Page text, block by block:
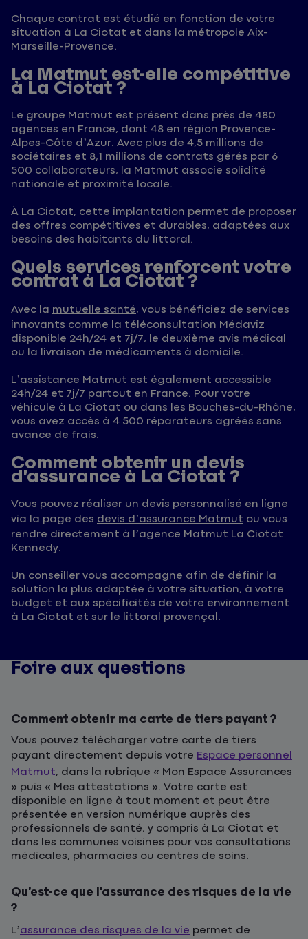
Chaque contrat est étudié en fonction de votre
situation à La Ciotat et dans la métropole Aix-
Marseille-Provence.
La Matmut est-elle compétitive
à La Ciotat ?
Le groupe Matmut est présent dans près de 480
agences en France, dont 48 en région Provence-
Alpes-Côte d’Azur. Avec plus de 4,5 millions de
sociétaires et 8,1 millions de contrats gérés par 6
500 collaborateurs, la Matmut associe solidité
nationale et proximité locale.
À La Ciotat, cette implantation permet de proposer
des offres compétitives et durables, adaptées aux
besoins des habitants du littoral.
Quels services renforcent votre
contrat à La Ciotat ?
Avec la mutuelle santé, vous bénéficiez de services
innovants comme la téléconsultation Médaviz
disponible 24h/24 et 7j/7, le deuxième avis médical
ou la livraison de médicaments à domicile.
L’assistance Matmut est également accessible
24h/24 et 7j/7 partout en France. Pour votre
véhicule à La Ciotat ou dans les Bouches-du-Rhône,
vous avez accès à 4 500 réparateurs agréés sans
avance de frais.
Comment obtenir un devis
d’assurance à La Ciotat ?
Vous pouvez réaliser un devis personnalisé en ligne
via la page des devis d’assurance Matmut ou vous
rendre directement à l’agence Matmut La Ciotat
Kennedy.
Un conseiller vous accompagne afin de définir la
solution la plus adaptée à votre situation, à votre
budget et aux spécificités de votre environnement
à La Ciotat et sur le littoral provençal.
Foire aux questions
Comment obtenir ma carte de tiers payant ?
Vous pouvez télécharger votre carte de tiers
payant directement depuis votre Espace personnel
Matmut, dans la rubrique « Mon Espace Assurances
» puis « Mes attestations ». Votre carte est
disponible en ligne à tout moment et peut être
présentée en version numérique auprès des
professionnels de santé, y compris à La Ciotat et
dans les communes voisines pour vos consultations
médicales, pharmacies ou centres de soins.
Qu’est-ce que l’assurance des risques de la vie
?
L’assurance des risques de la vie permet de